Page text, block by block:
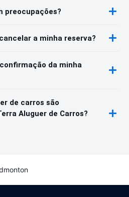
preocupações?
a minha reserva?
da minha
de carros são
Aluguer de Carros?